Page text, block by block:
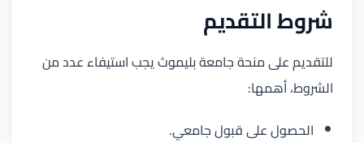
شروط التقديم
للتقديم على منحة جامعة بليموث يجب استيفاء عدد من
الشروط، أهمها:
الحصول على قبول جامعي.